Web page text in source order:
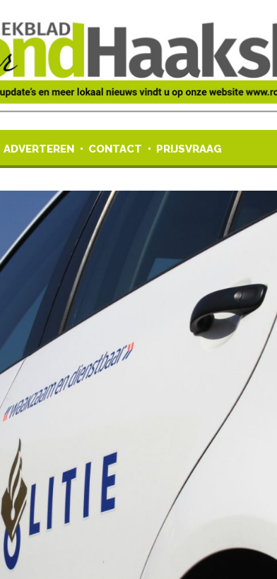
ADVERTEREN CONTACT PRIJSVRAAG